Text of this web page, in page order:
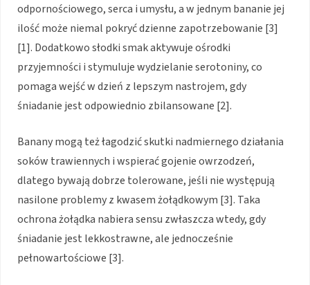
odpornościowego, serca i umysłu, a w jednym bananie jej
ilość może niemal pokryć dzienne zapotrzebowanie [3]
[1]. Dodatkowo słodki smak aktywuje ośrodki
przyjemności i stymuluje wydzielanie serotoniny, co
pomaga wejść w dzień z lepszym nastrojem, gdy
śniadanie jest odpowiednio zbilansowane [2].
Banany mogą też łagodzić skutki nadmiernego działania
soków trawiennych i wspierać gojenie owrzodzeń,
dlatego bywają dobrze tolerowane, jeśli nie występują
nasilone problemy z kwasem żołądkowym [3]. Taka
ochrona żołądka nabiera sensu zwłaszcza wtedy, gdy
śniadanie jest lekkostrawne, ale jednocześnie
pełnowartościowe [3].